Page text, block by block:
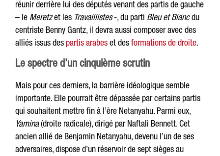
réunir derrière lui des députés venant des partis de gauche
– le Meretzet les Travaillistes-, du parti Bleu et Blancdu
centriste Benny Gantz, il devra aussi composer avec des
alliés issus des partis arabeset desformations de droite.
Le spectre d’un cinquième scrutin
Mais pour ces derniers, la barrière idéologique semble
importante. Elle pourrait être dépassée par certains partis
qui souhaitent mettre fin à l’ère Netanyahu. Parmi eux,
Yamina(droite radicale), dirigé par Naftali Bennett. Cet
ancien allié de Benjamin Netanyahu, devenu l’un de ses
adversaires, dispose d’un réservoir de sept sièges au